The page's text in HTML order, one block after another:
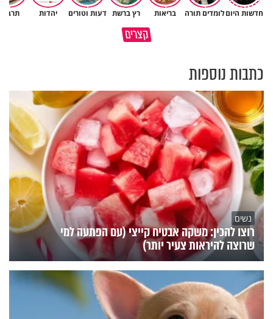
חדשות היוםלומדים תורה בריאות רץ ברשת דעות וטורים יהדות
קצרים
לפעמים המערכת מפספסת את
מותר לנשוף על בוטנים כדי
כתבות נוספות
נשים
רוצו להכין: משקה אבטיח קייצי (עם הפתעה למי
שרוצה להיראות צעיר יותר)